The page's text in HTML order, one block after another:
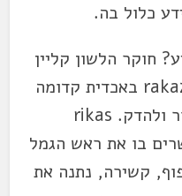
כלול בה.
חוקר הלשון קליין
משייך את המקור למילה rakazu באכדית קדומה
שפירושה לכופף, וגם לקשור ולהדק. rikas
בו את ראש הגמל
קשירה, נתנה את